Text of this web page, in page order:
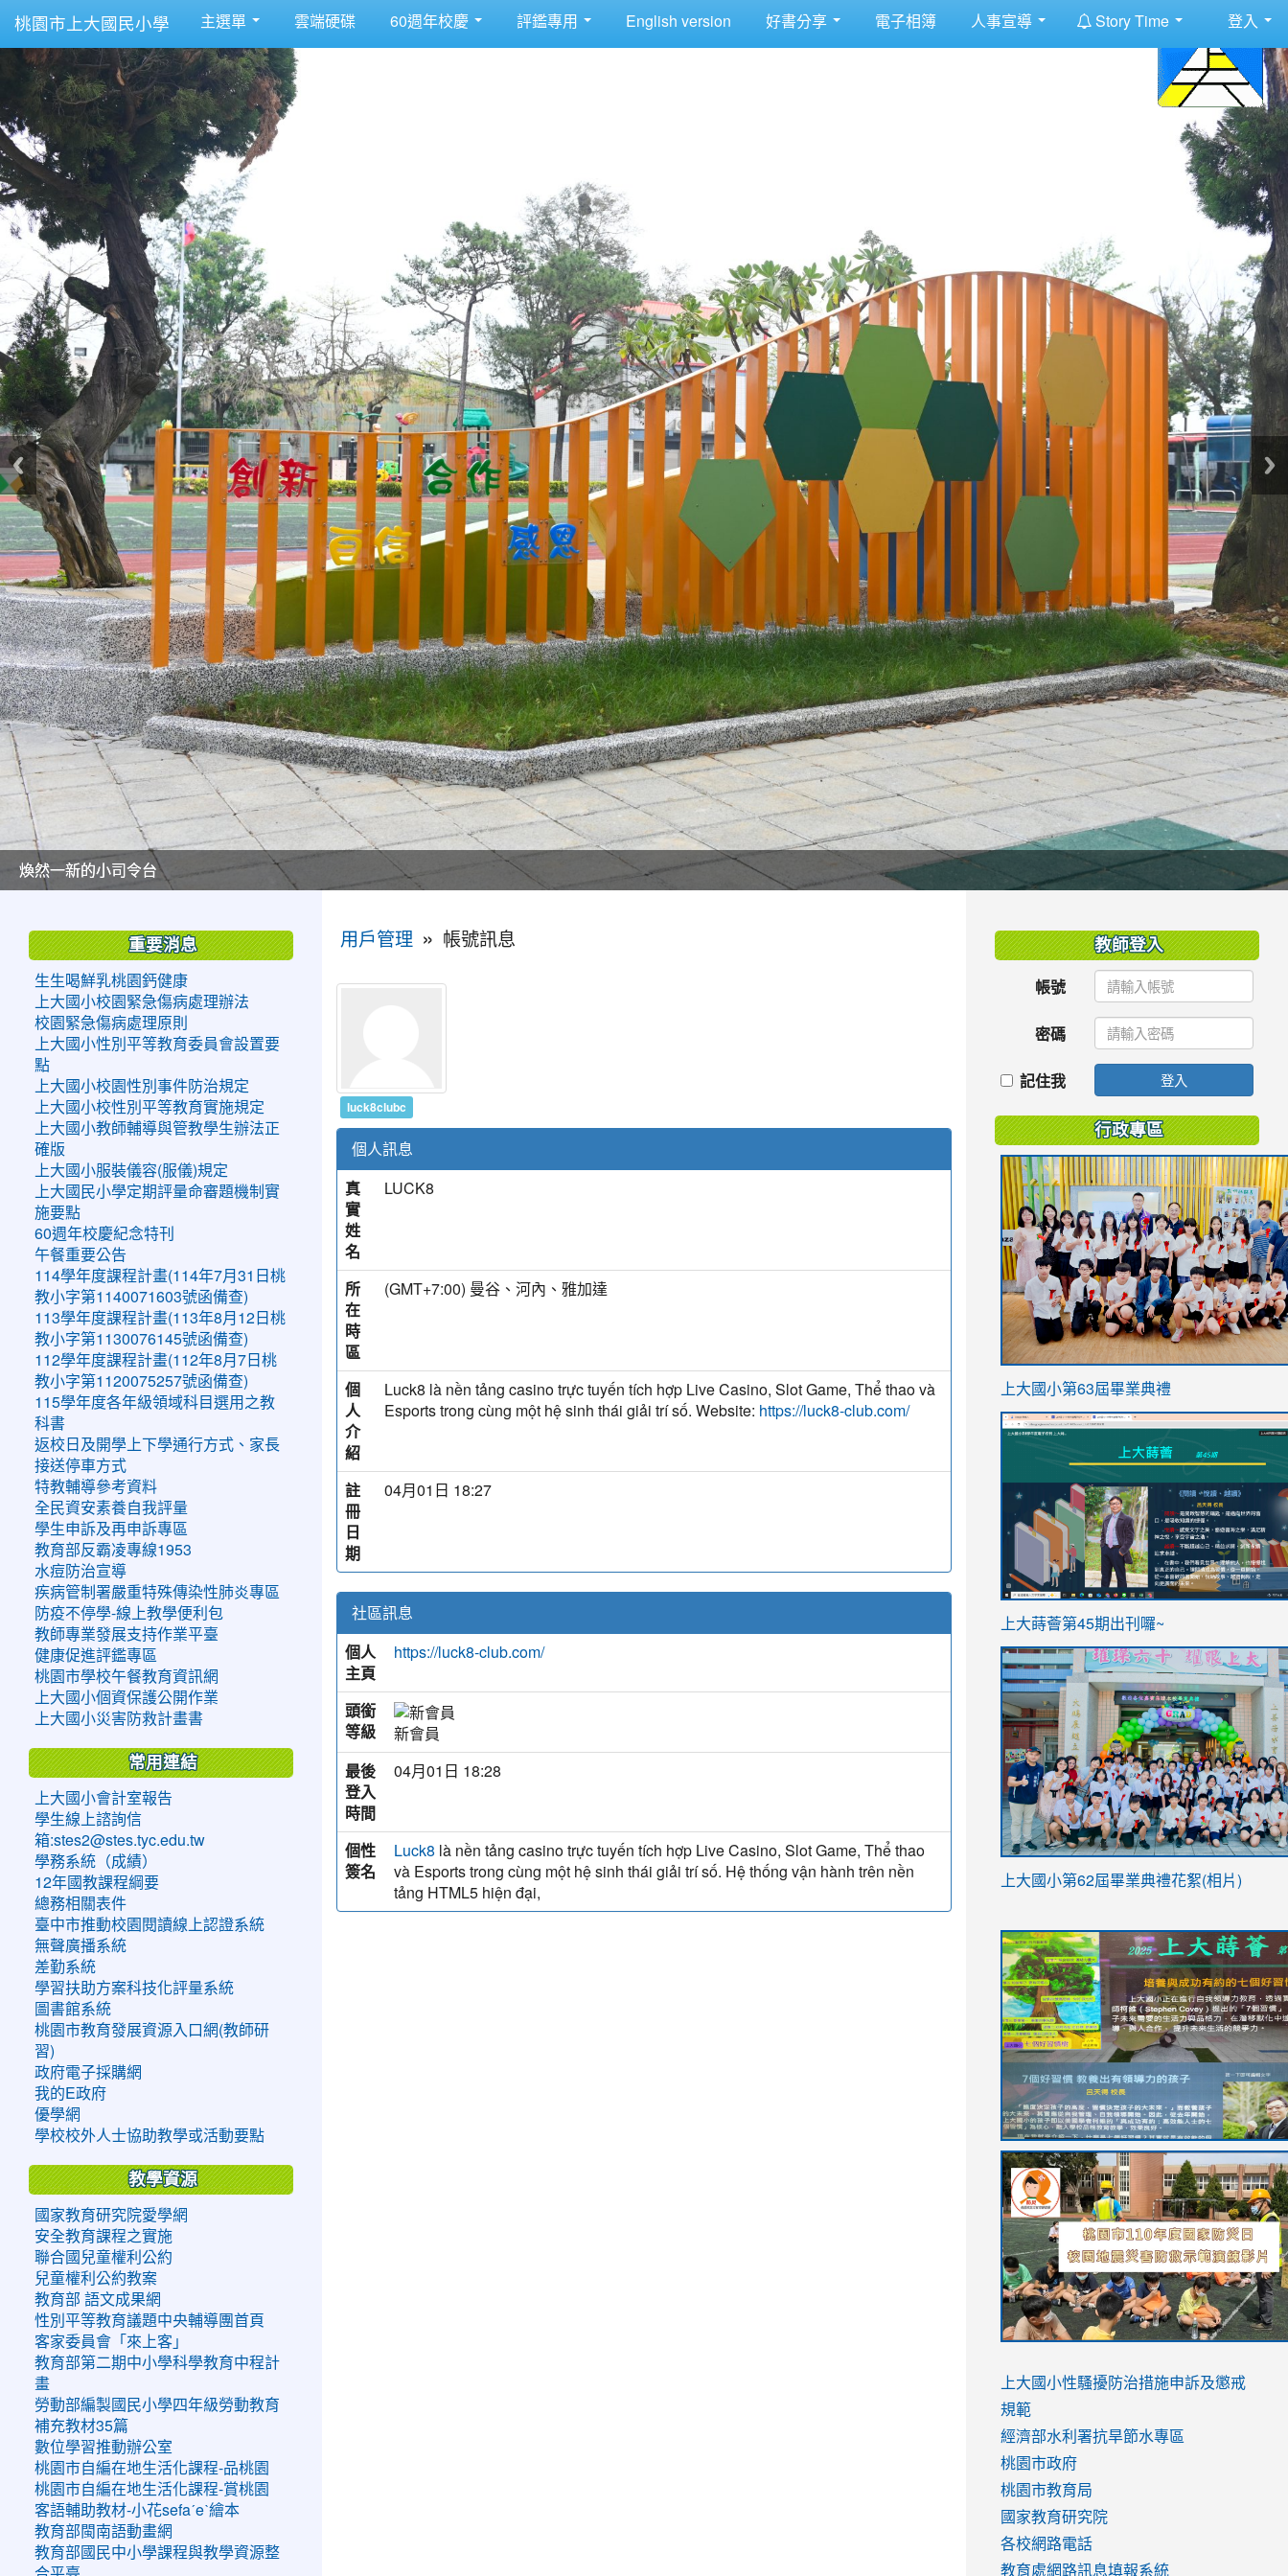
桃園市上大國民小學 主選單 雲端硬碟 60週年校慶 評鑑專用 English version 好書分享 電子相簿 人事宣導 Story Time 登入
美麗的操場是我們活力的來源
美麗的操場是我們活力的來源
煥然一新的小司令台
煥然一新的小司令台
富含桃園埤塘田園風光意象的中廊
富含桃園埤塘田園風光意象的中廊
嶄新的中庭廣場
嶄新的中庭廣場
水生池生生不息
水生池生生不息
用戶管理 » 帳號訊息
luck8clubc
個人訊息
真
實
姓
名
LUCK8
所
在
時
區
(GMT+7:00) 曼谷、河內、雅加達
個
人
介
紹
Luck8 là nền tảng casino trực tuyến tích hợp Live Casino, Slot Game, Thể thao và
Esports trong cùng một hệ sinh thái giải trí số. Website: https://luck8-club.com/
註
冊
日
期
04月01日 18:27
社區訊息
個人
主頁
https://luck8-club.com/
頭銜
等級
新會員
最後
登入
時間
04月01日 18:28
個性
簽名
Luck8 là nền tảng casino trực tuyến tích hợp Live Casino, Slot Game, Thể thao
và Esports trong cùng một hệ sinh thái giải trí số. Hệ thống vận hành trên nền
tảng HTML5 hiện đại,
重要消息
生生喝鮮乳桃園鈣健康
上大國小校園緊急傷病處理辦法
校園緊急傷病處理原則
上大國小性別平等教育委員會設置要
點
上大國小校園性別事件防治規定
上大國小校性別平等教育實施規定
上大國小教師輔導與管教學生辦法正
確版
上大國小服裝儀容(服儀)規定
上大國民小學定期評量命審題機制實
施要點
60週年校慶紀念特刊
午餐重要公告
114學年度課程計畫(114年7月31日桃
教小字第1140071603號函備查)
113學年度課程計畫(113年8月12日桃
教小字第1130076145號函備查)
112學年度課程計畫(112年8月7日桃
教小字第1120075257號函備查)
115學年度各年級領域科目選用之教
科書
返校日及開學上下學通行方式、家長
接送停車方式
特教輔導參考資料
全民資安素養自我評量
學生申訴及再申訴專區
教育部反霸凌專線1953
水痘防治宣導
疾病管制署嚴重特殊傳染性肺炎專區
防疫不停學-線上教學便利包
教師專業發展支持作業平臺
健康促進評鑑專區
桃園市學校午餐教育資訊網
上大國小個資保護公開作業
上大國小災害防救計畫書
常用連結
上大國小會計室報告
學生線上諮詢信
箱:stes2@stes.tyc.edu.tw
學務系統（成績）
12年國教課程綱要
總務相關表件
臺中市推動校園閱讀線上認證系統
無聲廣播系統
差勤系統
學習扶助方案科技化評量系統
圖書館系統
桃園市教育發展資源入口網(教師研
習)
政府電子採購網
我的E政府
優學網
學校校外人士協助教學或活動要點
教學資源
國家教育研究院愛學網
安全教育課程之實施
聯合國兒童權利公約
兒童權利公約教案
教育部 語文成果網
性別平等教育議題中央輔導團首頁
客家委員會「來上客」
教育部第二期中小學科學教育中程計
畫
勞動部編製國民小學四年級勞動教育
補充教材35篇
數位學習推動辦公室
桃園市自編在地生活化課程-品桃園
桃園市自編在地生活化課程-賞桃園
客語輔助教材-小花sefaˊeˋ繪本
教育部閩南語動畫網
教育部國民中小學課程與教學資源整
教師登入
帳號
密碼
記住我 登入
行政專區
link
https://sites.google.com/stes.tyc.edu.tw/
上大國小第63屆畢業典禮
link
ink
https://sites.google.com/stes.tyc.edu.tw/
link
https://sites.google.com/stes.tyc.edu.tw/
上大蒔薈第45期出刊囉~
link
YfDQppRvyMk686kIw6SBbssEIZ6WnT/
usp=sharing
上大國小第62屆畢業典禮花絮(相片)
to
https://drive.google.com/file/d/1I-
YfDQppRvyMk686kIw6SBbssEIZ6WnT/
usp=sharing
to
https://sites.google.com/stes.tyc.edu.tw/
link
to
https://sites.google.com/stes.tyc.edu.tw/
link
to
https://drive.google.com/file/d/
usp=sharing
link
to
https://youtu.be/jJOMVWY3-
8M
link
to
https://drive.google.com/file/d/
usp=sharing
to
https://www.youtube.com/watch?
v=hC_gdZndU9s
to
https://www.youtube.com/watch?
v=hC_gdZndU9s
link
to
https://www.youtube.com/watch?
v=mfpNykQ0g4M
上大國小性騷擾防治措施申訴及懲戒
規範
經濟部水利署抗旱節水專區
桃園市政府
桃園市教育局
國家教育研究院
各校網路電話
教育處網路訊息填報系統